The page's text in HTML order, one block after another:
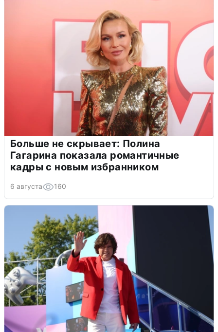
Больше не скрывает: Полина
Гагарина показала романтичные
кадры с новым избранником
6 августа 160